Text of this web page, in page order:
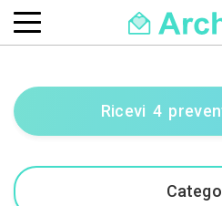
Ricevi 4